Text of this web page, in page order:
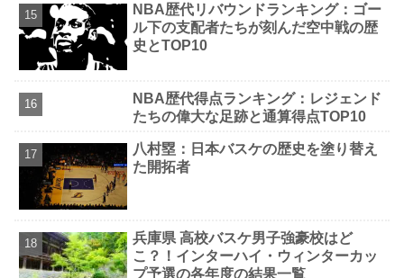
NBA歴代リバウンドランキング：ゴー
ル下の支配者たちが刻んだ空中戦の歴
史とTOP10
NBA歴代得点ランキング：レジェンド
たちの偉大な足跡と通算得点TOP10
八村塁：日本バスケの歴史を塗り替え
た開拓者
兵庫県 高校バスケ男子強豪校はど
こ？！インターハイ・ウィンターカッ
プ予選の各年度の結果一覧